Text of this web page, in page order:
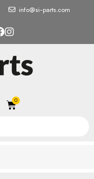
info@si-parts.com